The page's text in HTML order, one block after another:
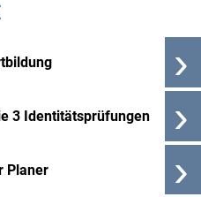
›
3 Identitätsprüfungen ›
Planer ›